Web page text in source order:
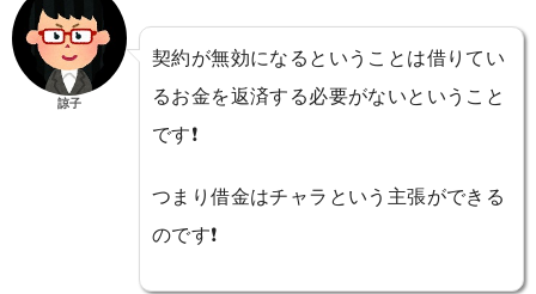
諒子
契約が無効になるということは借りてい
るお金を返済する必要がないということ
です❗️
つまり借金はチャラという主張ができる
のです❗️